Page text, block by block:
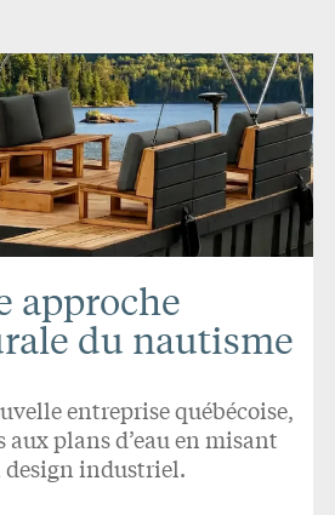
approche
du nautisme
entreprise québécoise,
aux plans d’eau en misant
design industriel.